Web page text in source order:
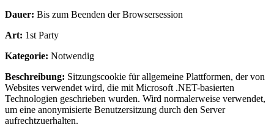
Dauer: Bis zum Beenden der Browsersession
Art: 1st Party
Kategorie: Notwendig
Beschreibung: Sitzungscookie für allgemeine Plattformen, der von
Websites verwendet wird, die mit Microsoft .NET-basierten
Technologien geschrieben wurden. Wird normalerweise verwendet,
um eine anonymisierte Benutzersitzung durch den Server
aufrechtzuerhalten.